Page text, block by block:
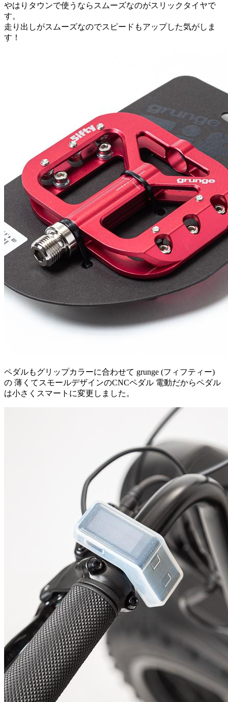
やはりタウンで使うならスムーズなのがスリックタイヤで
す。
走り出しがスムーズなのでスピードもアップした気がしま
す！
ペダルもグリップカラーに合わせて grunge (フィフティー)
の 薄くてスモールデザインのCNCペダル 電動だからペダル
は小さくスマートに変更しました。